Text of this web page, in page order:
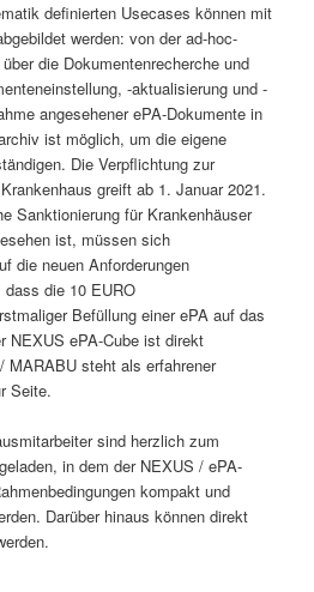
definierten Usecases können mit
werden: von der ad-hoc-
die Dokumentenrecherche und
-aktualisierung und -
angesehener ePA-Dokumente in
ist möglich, um die eigene
Die Verpflichtung zur
greift ab 1. Januar 2021.
Sanktionierung für Krankenhäuser
ist, müssen sich
die neuen Anforderungen
die 10 EURO
Befüllung einer ePA auf das
NEXUS ePA-Cube ist direkt
MARABU steht als erfahrener
Seite.
sind herzlich zum
in dem der NEXUS / ePA-
kompakt und
Darüber hinaus können direkt